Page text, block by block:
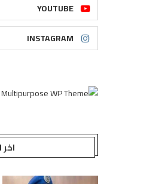
YOUTUBE
INSTAGRAM
اخر